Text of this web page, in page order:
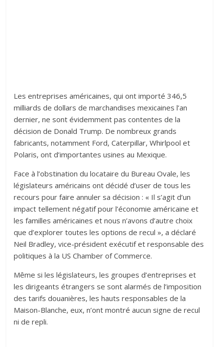
Les entreprises américaines, qui ont importé 346,5
milliards de dollars de marchandises mexicaines l’an
dernier, ne sont évidemment pas contentes de la
décision de Donald Trump. De nombreux grands
fabricants, notamment Ford, Caterpillar, Whirlpool et
Polaris, ont d’importantes usines au Mexique.
Face à l’obstination du locataire du Bureau Ovale, les
législateurs américains ont décidé d’user de tous les
recours pour faire annuler sa décision : « Il s’agit d’un
impact tellement négatif pour l’économie américaine et
les familles américaines et nous n’avons d’autre choix
que d’explorer toutes les options de recul », a déclaré
Neil Bradley, vice-président exécutif et responsable des
politiques à la US Chamber of Commerce.
Même si les législateurs, les groupes d’entreprises et
les dirigeants étrangers se sont alarmés de l’imposition
des tarifs douanières, les hauts responsables de la
Maison-Blanche, eux, n’ont montré aucun signe de recul
ni de repli.